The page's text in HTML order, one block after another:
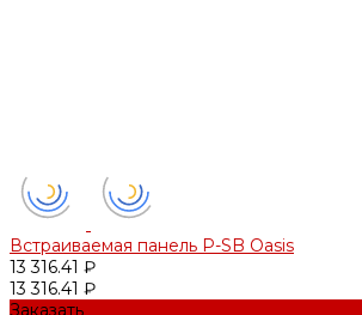
Встраиваемая панель P-SB Oasis
13 316.41 ₽
13 316.41 ₽
Заказать